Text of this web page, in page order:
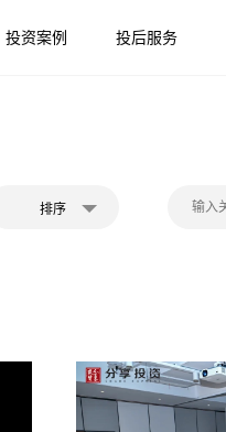
投资案例 投后服务
排序